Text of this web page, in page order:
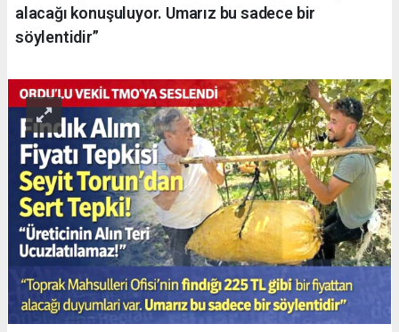
alacağı konuşuluyor. Umarız bu sadece bir
söylentidir”